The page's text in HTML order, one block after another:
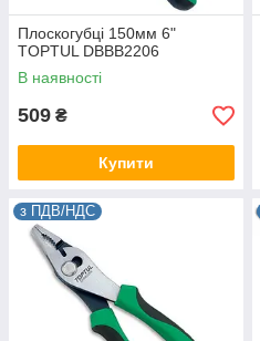
Плоскогубці 150мм 6"
TOPTUL DBBB2206
В наявності
509 ₴
Купити
з ПДВ/НДС